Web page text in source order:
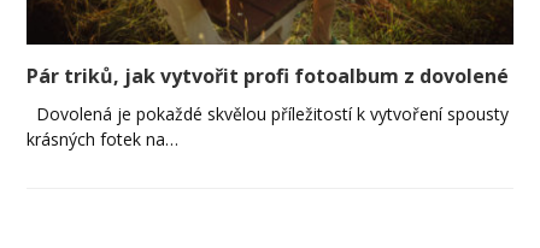
Pár triků, jak vytvořit profi fotoalbum z dovolené
Dovolená je pokaždé skvělou příležitostí k vytvoření spousty
krásných fotek na…